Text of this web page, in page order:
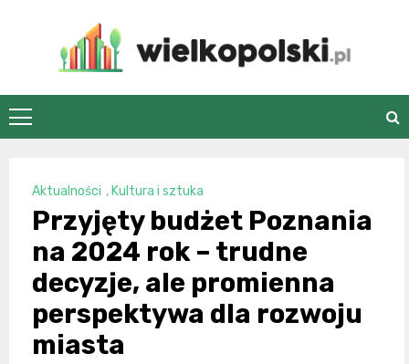
wielkopolski.pl
Aktualności , Kultura i sztuka
Przyjęty budżet Poznania
na 2024 rok – trudne
decyzje, ale promienna
perspektywa dla rozwoju
miasta